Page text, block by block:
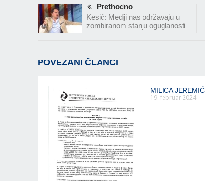
Prethodno
Kesić: Mediji nas održavaju u
zombiranom stanju oguglanosti
POVEZANI ČLANCI
MILICA JEREMIĆ
19. februar 2024